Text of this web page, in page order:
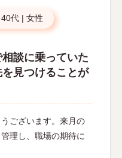
40代 | 女性
談に乗っていた
見つけることが
ございます。来月の
理し、職場の期待に